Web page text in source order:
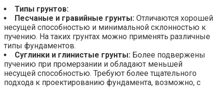
Типы грунтов:
Песчаные и гравийные грунты: Отличаются хорошей
несущей способностью и минимальной склонностью к
пучению. На таких грунтах можно применять различные
типы фундаментов.
Суглинки и глинистые грунты: Более подвержены
пучению при промерзании и обладают меньшей
несущей способностью. Требуют более тщательного
подхода к проектированию фундамента, возможно, с